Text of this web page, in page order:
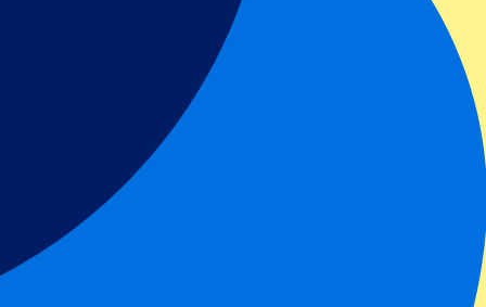
sera généralement transmise dans un délai de quelques
la page consommateurs du site Internet de la Commission des